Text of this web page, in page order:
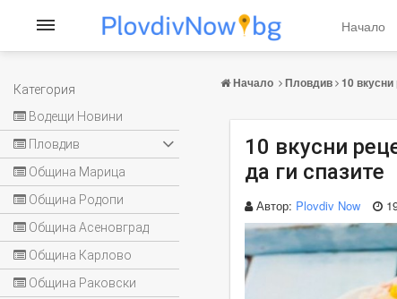
Категория
Водещи Новини
Пловдив
Община Марица
Община Родопи
Община Асеновград
Община Карлово
Община Раковски
Начало
Начало Пловдив 10 вкусни
10 вкусни
да ги спазите
Автор: Plovdiv Now